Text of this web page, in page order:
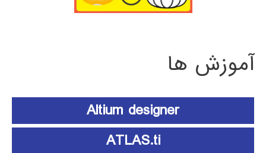
آموزش ها
Altium designer
ATLAS.ti